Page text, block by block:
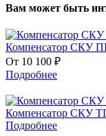
Вам может быть
Компенсатор СКУ
От 10 100 ₽
Подробнее
Компенсатор СКУ
Подробнее